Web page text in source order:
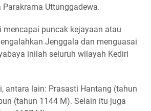
Uttunggadewa.
mencapai puncak kejayaan atau
Jenggala dan menguasai
inilah seluruh wilayah Kediri
antara lain: Prasasti Hantang (tahun
(tahun 1144 M). Selain itu juga